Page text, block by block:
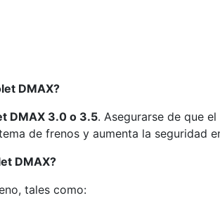
DMAX?
DMAX 3.0 o 3.5. Asegurarse de que
de frenos y aumenta la seguridad
DMAX?
tales como: